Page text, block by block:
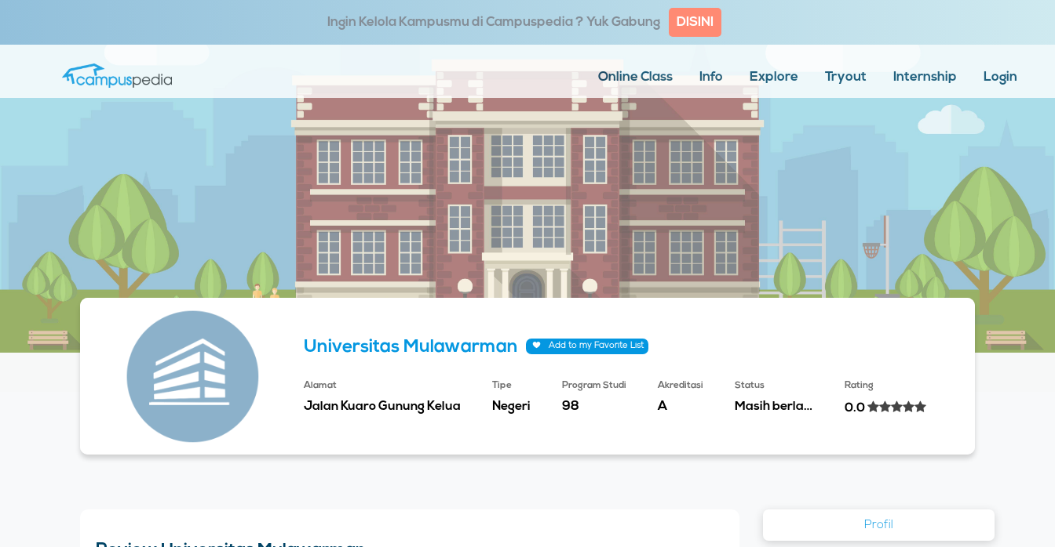
Ingin Kelola Kampusmu di Campuspedia ? Yuk Gabung DISINI
Online Class Info Explore Tryout Internship Login
Universitas Mulawarman Add to my Favorite List
Alamat
Jalan Kuaro Gunung Kelua
Tipe
Negeri
Program Studi
98
Akreditasi
A
Status
Masih berlaku
Rating
0.0
Profil